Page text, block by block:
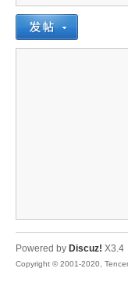
uz!
Powered by Discuz! X3.4
Copyright © 2001-2020,